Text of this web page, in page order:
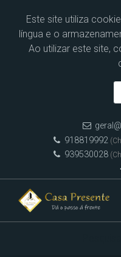
Este site utiliza
língua e o
Ao utilizar este site,
918819992
939530028